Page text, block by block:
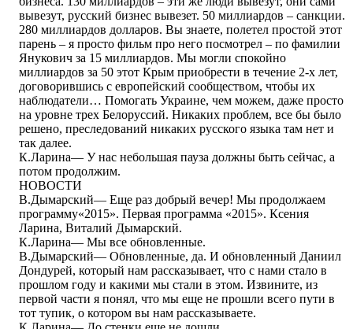
вывезут, русский бизнес вывезет. 50 миллиардов – санкции.
280 миллиардов долларов. Вы знаете, полетел простой этот
парень – я просто фильм про него посмотрел – по фамилии
Янукович за 15 миллиардов. Мы могли спокойно
миллиардов за 50 этот Крым приобрести в течение 2-х лет,
договорившись с европейский сообществом, чтобы их
наблюдатели… Помогать Украине, чем можем, даже просто
на уровне трех Белоруссий. Никаких проблем, все бы было
решено, преследований никаких русского языка там нет и
так далее.
К.Ларина― У нас небольшая пауза должны быть сейчас, а
потом продолжим.
НОВОСТИ
В.Дымарский― Еще раз добрый вечер! Мы продолжаем
программу«2015». Первая программа «2015». Ксения
Ларина, Виталий Дымарский.
К.Ларина― Мы все обновленные.
В.Дымарский― Обновленные, да. И обновленный Даниил
Дондурей, который нам рассказывает, что с нами стало в
прошлом году и какими мы стали в этом. Извините, из
первой части я понял, что мы еще не прошли всего пути в
тот тупик, о котором вы нам рассказываете.